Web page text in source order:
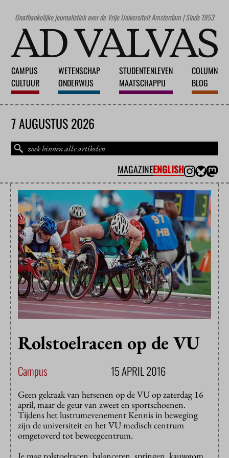
Onafhankelijke journalistiek over de Vrije Universiteit Amsterdam | Sinds 1953
CAMPUS
CULTUUR
WETENSCHAP
ONDERWIJS
STUDENTENLEVEN
MAATSCHAPPIJ
COLUMN
BLOG
7 AUGUSTUS 2026
MAGAZINEENGLISH
Rolstoelracen op de VU
Campus 15 APRIL 2016
Geen gekraak van hersenen op de VU op zaterdag 16
april, maar de geur van zweet en sportschoenen.
Tijdens het lustrumevenement Kennis in beweging
zijn de universiteit en het VU medisch centrum
omgetoverd tot beweegcentrum.